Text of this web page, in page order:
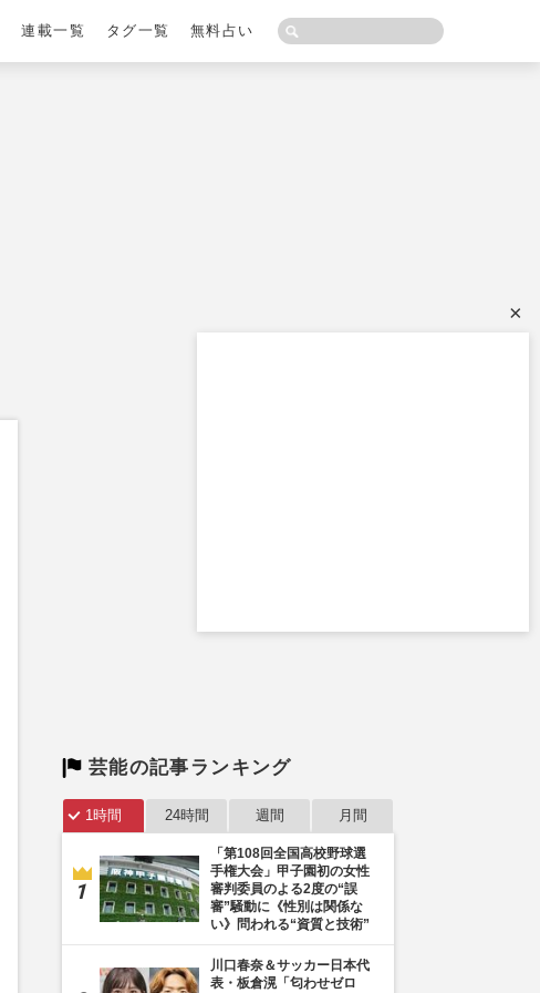
連載一覧 タグ一覧 無料占い
芸能の記事ランキング
1時間 24時間 週間 月間
「第108回全国高校野球選
手権大会」甲子園初の女性
審判委員のよる2度の“誤
審”騒動に《性別は関係な
い》問われる“資質と技術”
川口春奈＆サッカー日本代
表・板倉滉「匂わせゼロ
×